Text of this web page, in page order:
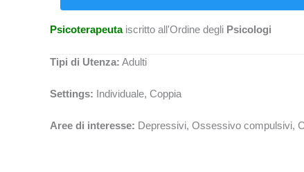
Psicoterapeutaiscritto all'Ordine degli Psicologi
Tipi di Utenza: Adulti
Settings: Individuale, Coppia
Aree di interesse: Depressivi, Ossessivo compulsivi,